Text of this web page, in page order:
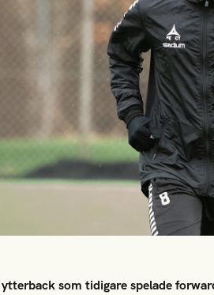
som tidigare spelade